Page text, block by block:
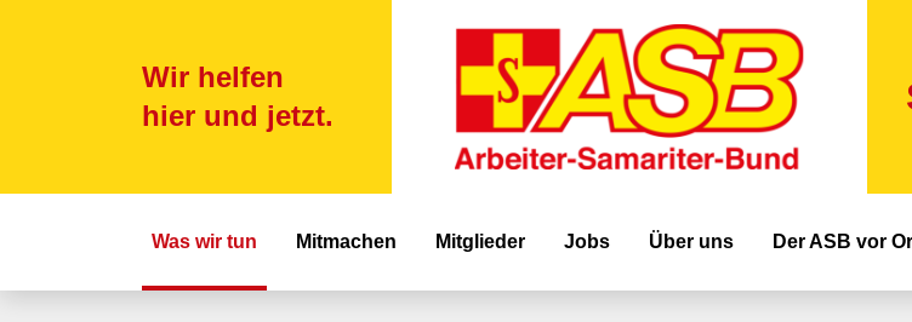
Wir helfen
hier und jetzt.
Hauptnavigation
Was wir tun Mitmachen Mitglieder Jobs Über uns Der ASB vor